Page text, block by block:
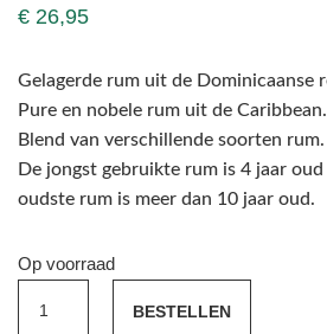
€26,95
Gelagerde rum uit de Dominicaanse
Pure en nobele rum uit de Caribbean.
Blend van verschillende soorten rum.
De jongst gebruikte rum is 4 jaar oud
oudste rum is meer dan 10 jaar oud.
Op voorraad
Imperial
BESTELLEN